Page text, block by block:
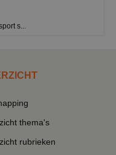
s...
thema's
rubrieken